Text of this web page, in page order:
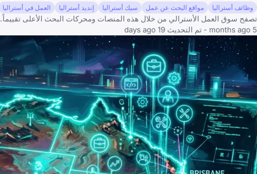
وظائف أستراليا مواقع البحث عن عمل سيك أستراليا إنديد أستراليا العمل في أستراليا
تصفح سوق العمل الأسترالي من خلال هذه المنصات ومحركات البحث الأعلى تقييماً.
5 months ago - تم التحديث 19 days ago